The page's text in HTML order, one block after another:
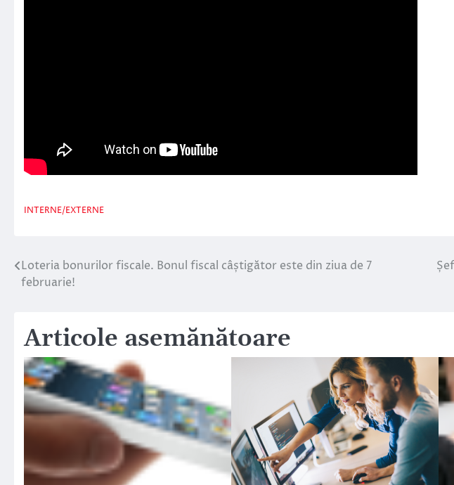
INTERNE/EXTERNE
Navigare
Loteria bonurilor fiscale. Bonul fiscal câștigător este din ziua de 7
februarie!
Articole asemănătoare